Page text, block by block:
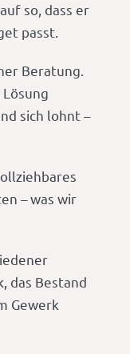
so, dass er
passt.
Beratung.
sich lohnt –
– was wir
das Bestand
Gewerk